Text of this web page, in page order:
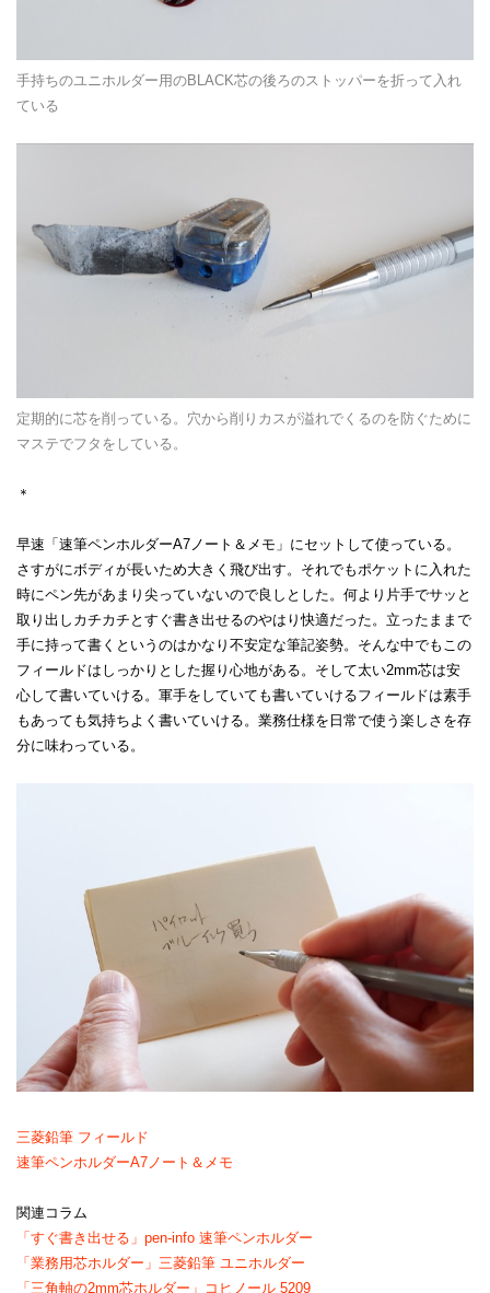
手持ちのユニホルダー用のBLACK芯の後ろのストッパーを折って入れ
ている
定期的に芯を削っている。穴から削りカスが溢れでくるのを防ぐために
マステでフタをしている。
＊
早速「速筆ペンホルダーA7ノート＆メモ」にセットして使っている。
さすがにボディが長いため大きく飛び出す。それでもポケットに入れた
時にペン先があまり尖っていないので良しとした。何より片手でサッと
取り出しカチカチとすぐ書き出せるのやはり快適だった。立ったままで
手に持って書くというのはかなり不安定な筆記姿勢。そんな中でもこの
フィールドはしっかりとした握り心地がある。そして太い2mm芯は安
心して書いていける。軍手をしていても書いていけるフィールドは素手
もあっても気持ちよく書いていける。業務仕様を日常で使う楽しさを存
分に味わっている。
三菱鉛筆 フィールド
速筆ペンホルダーA7ノート＆メモ
関連コラム
「すぐ書き出せる」pen-info 速筆ペンホルダー
「業務用芯ホルダー」三菱鉛筆 ユニホルダー
「三角軸の2mm芯ホルダー」コヒノール 5209